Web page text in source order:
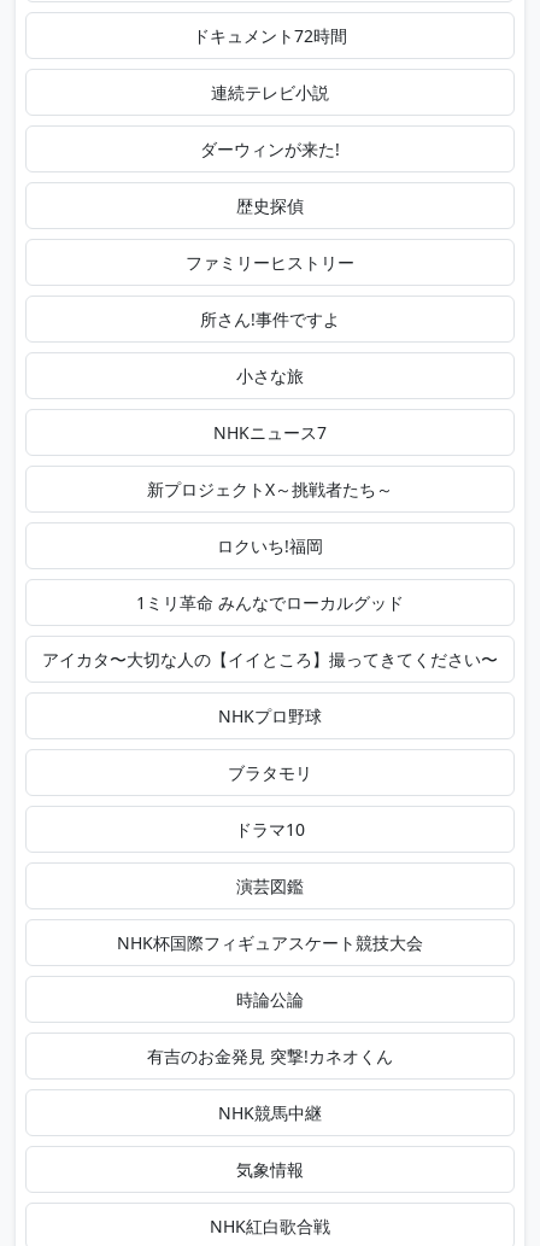
ドキュメント72時間
連続テレビ小説
ダーウィンが来た!
歴史探偵
ファミリーヒストリー
所さん!事件ですよ
小さな旅
NHKニュース7
新プロジェクトX～挑戦者たち～
ロクいち!福岡
1ミリ革命 みんなでローカルグッド
アイカタ〜大切な人の【イイところ】撮ってきてください〜
NHKプロ野球
ブラタモリ
ドラマ10
演芸図鑑
NHK杯国際フィギュアスケート競技大会
時論公論
有吉のお金発見 突撃!カネオくん
NHK競馬中継
気象情報
NHK紅白歌合戦